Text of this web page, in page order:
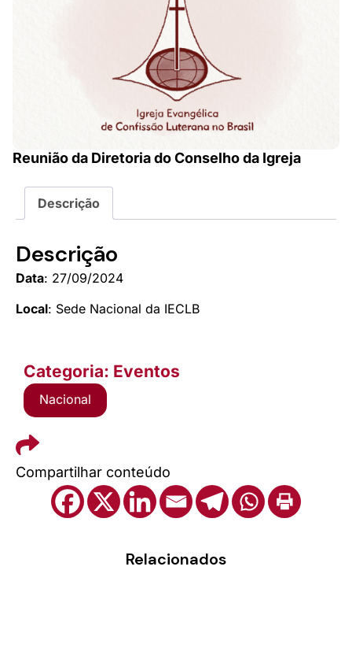
Reunião da Diretoria do Conselho da Igreja
Descrição
Descrição
Data: 27/09/2024
Local: Sede Nacional da IECLB
Categoria: Eventos
Nacional
Compartilhar conteúdo
Relacionados